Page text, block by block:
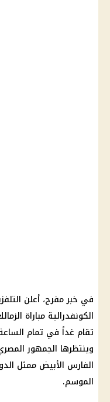
في خبر مفرح، أعلن
الكونفدرالية مباراة
تقام غداً في تمام
وينتظرها الجمهور
الفارس الأبيض ممثل
الموسم.